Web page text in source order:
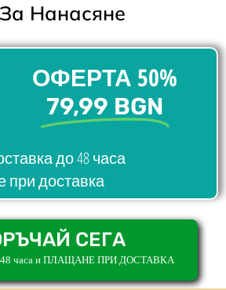
Нанасяне
ОФЕРТА 50%
79,99 BGN
до 48 часа
при доставка
СЕГА
часа и ПЛАЩАНЕ ПРИ ДОСТАВКА